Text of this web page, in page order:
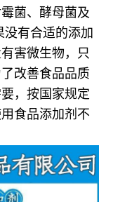
菌、酵母菌及
没有合适的添加
害微生物，只
改善食品品质
，按国家规定
食品添加剂不